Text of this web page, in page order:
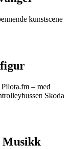
kunstscene
– med
Skoda
Musikk